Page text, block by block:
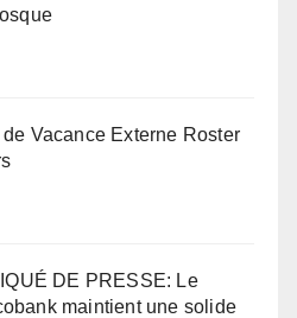
de Vacance Externe Roster
DE PRESSE: Le
maintient une solide